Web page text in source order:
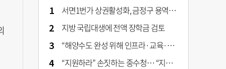
서면1번가 상권활성화, 금정구 용역 그대로 ‘복붙’
지방 국립대생에 전액 장학금 검토
“해양수도 완성 위해 인프라·교육·세제 등 전방위 지원”…부산해양수도특별법’ 개정안 발의
“지원하라” 손짓하는 중수청… “지켜보자” 머뭇대는 검찰